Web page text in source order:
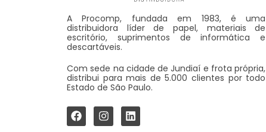
A Procomp, fundada em 1983, é uma
distribuidora líder de papel, materiais de
escritório, suprimentos de informática e
descartáveis.
Com sede na cidade de Jundiaí e frota própria,
distribui para mais de 5.000 clientes por todo
Estado de São Paulo.